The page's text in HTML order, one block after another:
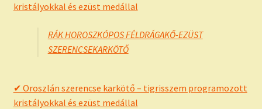
kristályokkal és ezüst medállal
RÁK HOROSZKÓPOS FÉLDRÁGAKŐ-EZÜST
SZERENCSEKARKÖTŐ
✔ Oroszlán szerencse karkötő – tigrisszem programozott
kristályokkal és ezüst medállal